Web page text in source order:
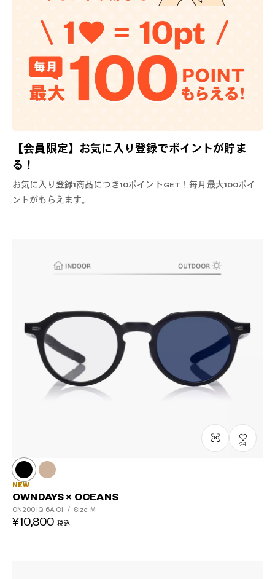
【会員限定】お気に入り登録でポイントが貯ま
る！
お気に入り登録1商品につき10ポイントGET！毎月最大100ポイ
ントがもらえます。
24
NEW
OWNDAYS × OCEANS
ON2001Q-6A C1 / Size: M
¥10,800 税込